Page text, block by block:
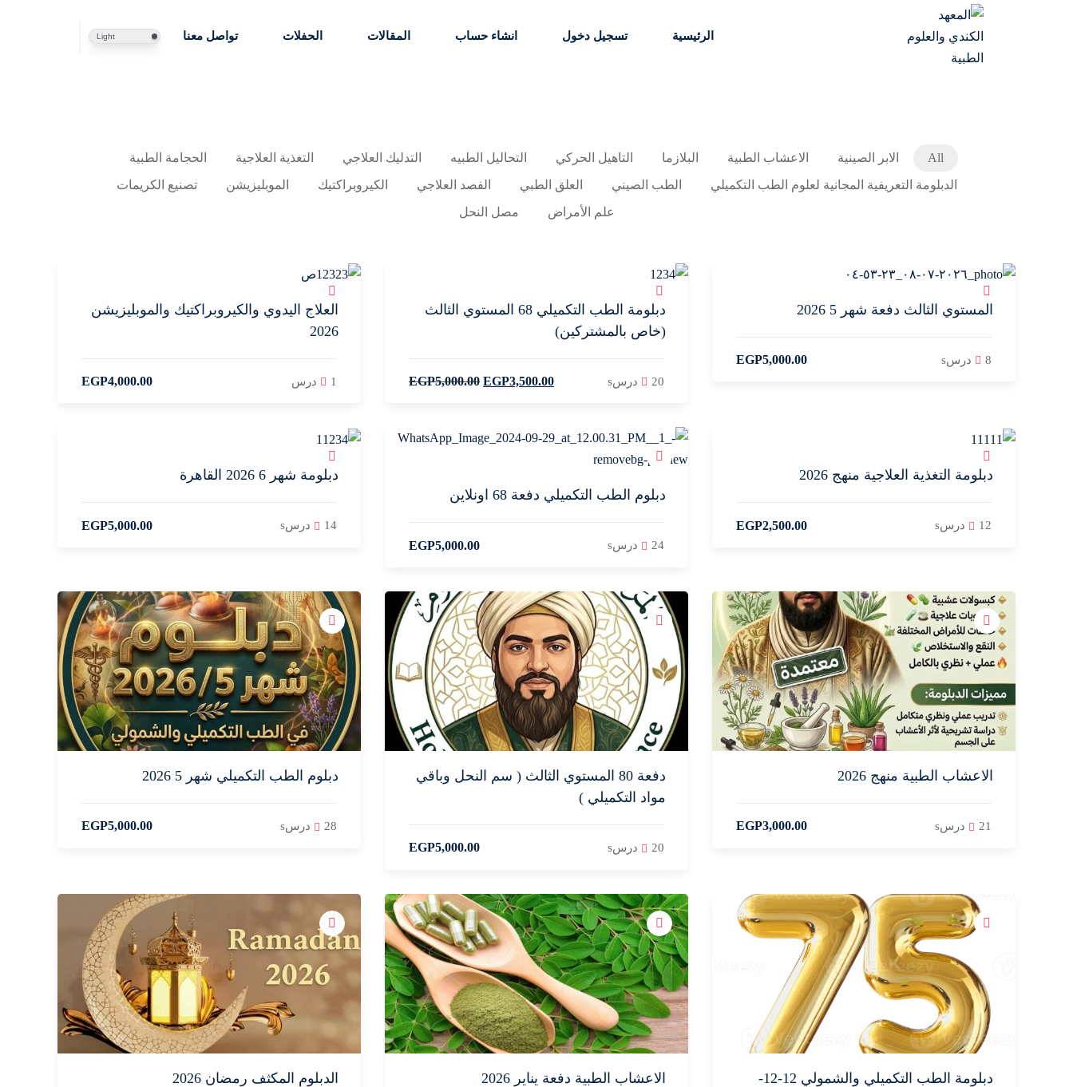
الرئيسية تسجيل دخول انشاء حساب المقالات الحفلات تواصل معنا Light
All الابر الصينية الاعشاب الطبية البلازما التاهيل الحركي التحاليل الطبيه التدليك العلاجي التغذية العلاجية
الحجامة الطبية
الدبلومة التعريفية المجانية لعلوم الطب التكميلي
الطب الصيني العلق الطبي الفصد العلاجي الكيروبراكتيك الموبليزيشن
تصنيع الكريمات
علم الأمراض
مصل النحل
العلاج اليدوي والكيروبراكتيك والموبليزيشن
2026
1 درس EGP4,000.00
دبلومة الطب التكميلي 68 المستوي الثالث
(خاص بالمشتركين)
20 درسs EGP5,000.00 EGP3,500.00
المستوي الثالث دفعة شهر 5 2026
8 درسs EGP5,000.00
دبلومة شهر 6 2026 القاهرة
14 درسs EGP5,000.00
دبلوم الطب التكميلي دفعة 68 اونلاين
24 درسs EGP5,000.00
دبلومة التغذية العلاجية منهج 2026
12 درسs EGP2,500.00
دبلوم الطب التكميلي شهر 5 2026
28 درسs EGP5,000.00
دفعة 80 المستوي الثالث ( سم النحل وباقي
مواد التكميلي )
20 درسs EGP5,000.00
الاعشاب الطبية منهج 2026
21 درسs EGP3,000.00
الدبلوم المكثف رمضان 2026 الاعشاب الطبية دفعة يناير 2026
دبلومة الطب التكميلي والشمولي 12-12-
Sign in